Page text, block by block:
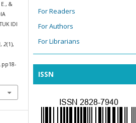
&
IDI
,2(1),
For Readers
For Authors
For Librarians
ISSN